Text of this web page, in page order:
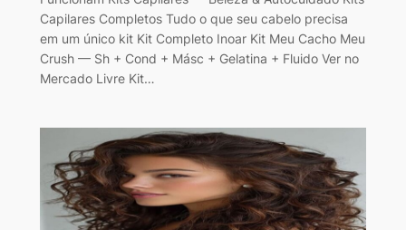
Capilares Completos Tudo o que seu cabelo precisa
em um único kit Kit Completo Inoar Kit Meu Cacho Meu
Crush — Sh + Cond + Másc + Gelatina + Fluido Ver no
Mercado Livre Kit…